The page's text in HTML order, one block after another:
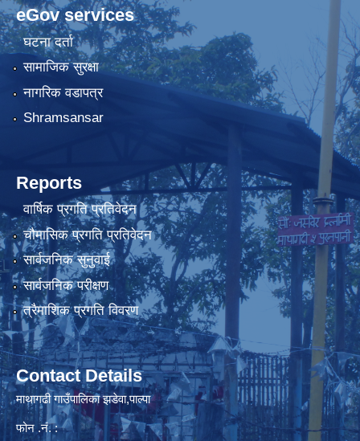
eGov services
घटना दर्ता
सामाजिक सुरक्षा
नागरिक वडापत्र
Shramsansar
Reports
वार्षिक प्रगति प्रतिवेदन
चौमासिक प्रगति प्रतिवेदन
सार्वजनिक सुनुवाई
सार्वजनिक परीक्षण
त्रैमाशिक प्रगति विवरण
Contact Details
माथागढी गाउँपालिका झडेवा,पाल्पा
फोन .नं. :